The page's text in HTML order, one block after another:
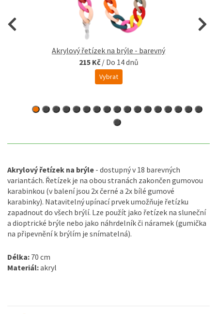
Akrylový řetízek na brýle - barevný
215 Kč/ Do 14 dnů
Vybrat
Akrylový řetízek na brýle - dostupný v 18 barevných
variantách. Řetízek je na obou stranách zakončen gumovou
karabinkou (v balení jsou 2x černé a 2x bílé gumové
karabinky). Natavitelný upínací prvek umožňuje řetízku
zapadnout do všech brýlí. Lze použít jako řetízek na sluneční
a dioptrické brýle nebo jako náhrdelník či náramek (gumička
na připevnění k brýlím je snímatelná).
Délka: 70 cm
Materiál:akryl